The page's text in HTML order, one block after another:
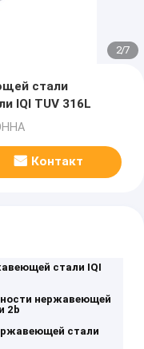
2/7
стали
IQI TUV 316L
Контакт
стали IQI
нержавеющей
2b
стали